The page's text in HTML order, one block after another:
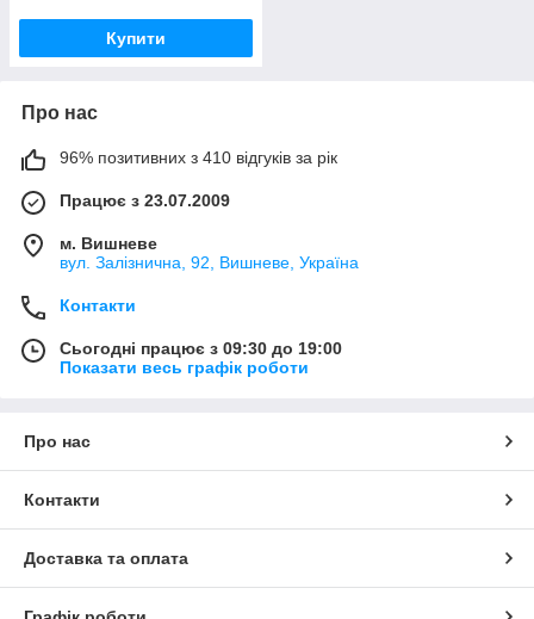
Купити
Про нас
96% позитивних з 410 відгуків за рік
Працює з 23.07.2009
м. Вишневе
вул. Залізнична, 92, Вишневе, Україна
Контакти
Сьогодні працює з 09:30 до 19:00
Показати весь графік роботи
Про нас
Контакти
Доставка та оплата